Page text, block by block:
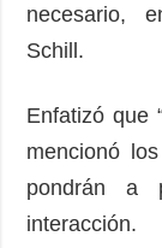
necesario,
Schill.
Enfatizó que
mencionó
pondrán a
interacción.